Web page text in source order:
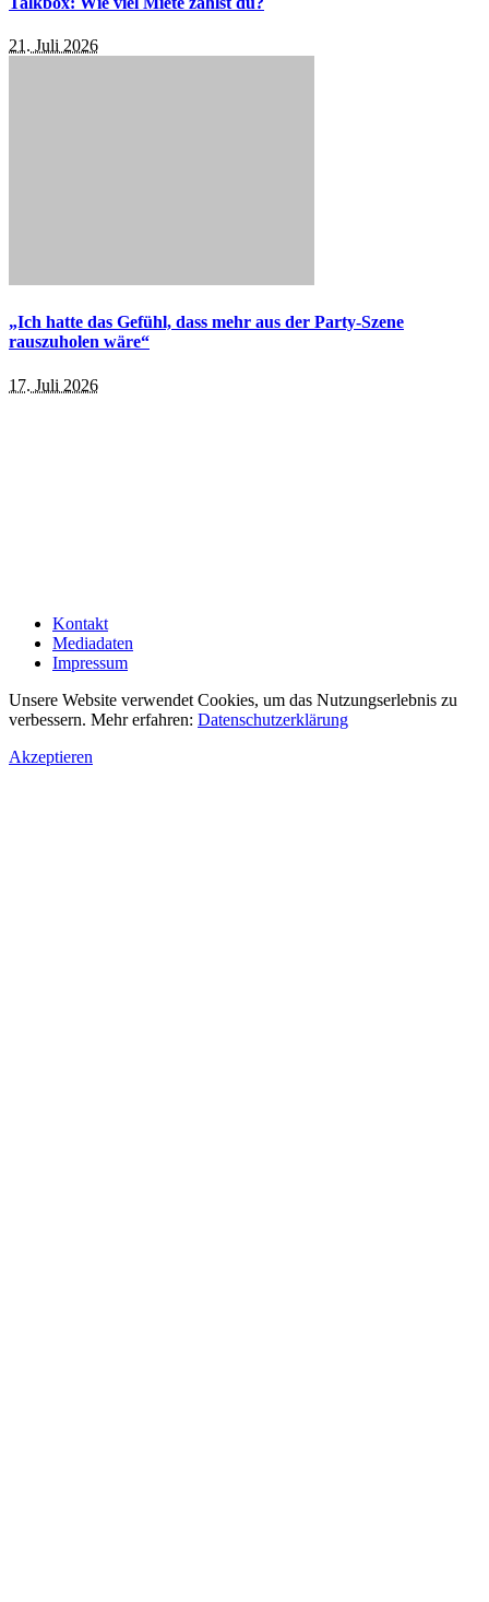
21. Juli 2026
„Ich hatte das Gefühl, dass mehr aus der Party-Szene
rauszuholen wäre“
17. Juli 2026
Kontakt
Mediadaten
Impressum
Unsere Website verwendet Cookies, um das Nutzungserlebnis zu
verbessern. Mehr erfahren: Datenschutzerklärung
Akzeptieren